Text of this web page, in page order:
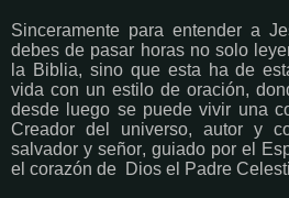
Sinceramente para entender a
debes de pasar horas no solo
la Biblia, sino que esta ha de
vida con un estilo de oración,
desde luego se puede vivir una
Creador del universo, autor y
salvador y señor, guiado por el
el corazón de Dios el Padre